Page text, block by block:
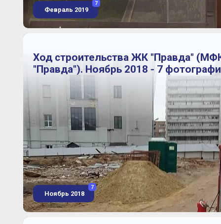
Февраль 2019
7
Ход строительства ЖК "Правда"
"Правда"). Ноябрь 2018 - 7
Ноябрь 2018
7